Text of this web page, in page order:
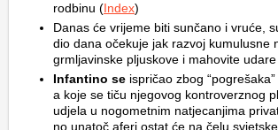
rodbinu (Index)
Danas će vrijeme biti sunčano i vruće,
dio dana očekuje jak razvoj kumulusne
grmljavinske pljuskove i mahovite
Infantino se ispričao zbog
a koje se tiču njegovog kontroverznog
udjela u nogometnim natjecanjima
no unatoč aferi ostat će na čelu